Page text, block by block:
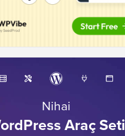
Nihai
Araç Seti